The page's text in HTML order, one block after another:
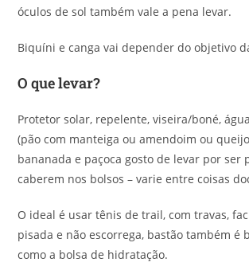
óculos de sol também vale a pena levar.
Biquíni e canga vai depender do objetivo
O que levar?
Protetor solar, repelente, viseira/boné,
(pão com manteiga ou amendoim ou
bananada e paçoca gosto de levar por ser
caberem nos bolsos – varie entre coisas
O ideal é usar tênis de trail, com travas,
pisada e não escorrega, bastão também é
como a bolsa de hidratação.